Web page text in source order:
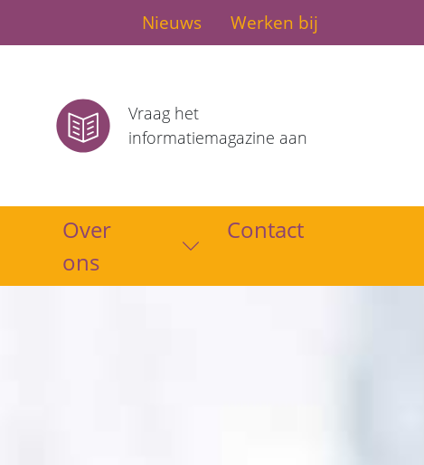
Nieuws Werken bij
Vraag het
informatiemagazine aan
Over
ons
Toon submenu
Contact